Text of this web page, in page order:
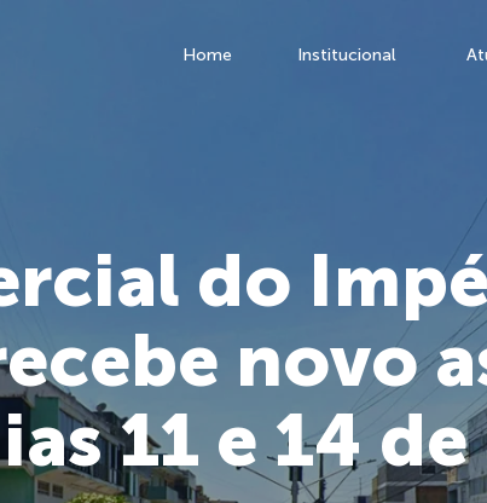
Home Institucional
do
novo
11 e 14